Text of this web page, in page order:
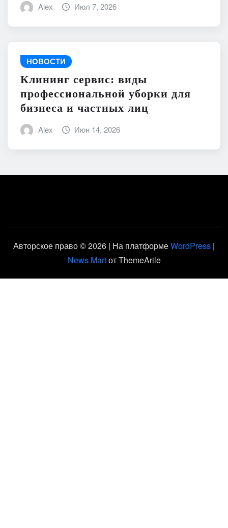
Alex Июл 7, 2026
НОВОСТИ
Клининг сервис: виды
профессиональной уборки для
бизнеса и частных лиц
Alex Июн 14, 2026
Авторское право © 2026 | На платформеWordPress |
News Martот ThemeArile